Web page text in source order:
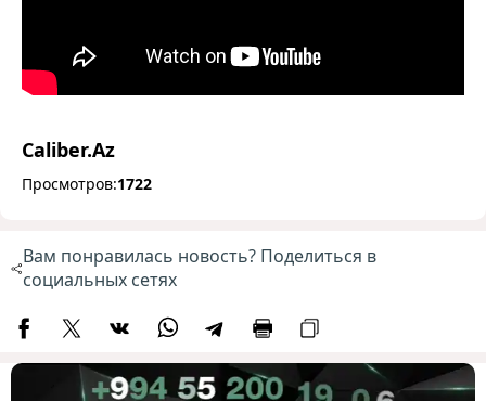
Caliber.Az
Просмотров:1722
Вам понравилась новость? Поделиться в
социальных сетях